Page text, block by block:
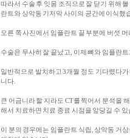
따라서 수술 후 잇몸 조직으로 잘 닫기 위해
란트와 상악동 기저막 사이의 공간에 이식했
오른 쪽 사진에서 임플란트 끝 부분에 버섯
수술은 무사히 잘 끝났고, 이제 뼈와 임플란
일반적으로 발치하고 3개월 정도 기다렸다
니다.
큰 어금니라 할 지라도 CT를 찍어서 분석을
해서 치료하면 치료 종료 시점을 앞당길 수
이 분의 경우에는 임플란트 식립, 상악동 거